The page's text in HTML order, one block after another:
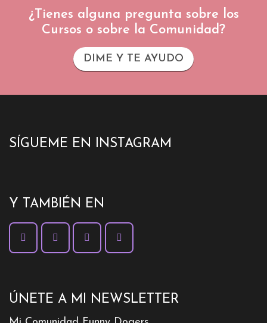
¿Tienes alguna pregunta sobre los
Cursos o sobre la Comunidad?
DIME Y TE AYUDO
SÍGUEME EN INSTAGRAM
Y TAMBIÉN EN
ÚNETE A MI NEWSLETTER